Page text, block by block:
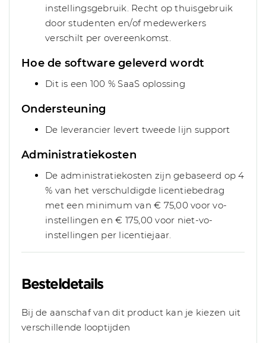
instellingsgebruik. Recht op thuisgebruik
door studenten en/of medewerkers
verschilt per overeenkomst.
Hoe de software geleverd wordt
Dit is een 100 % SaaS oplossing
Ondersteuning
De leverancier levert tweede lijn support
Administratiekosten
De administratiekosten zijn gebaseerd op 4
% van het verschuldigde licentiebedrag
met een minimum van € 75,00 voor vo-
instellingen en € 175,00 voor niet-vo-
instellingen per licentiejaar.
Besteldetails
Bij de aanschaf van dit product kan je kiezen uit
verschillende looptijden